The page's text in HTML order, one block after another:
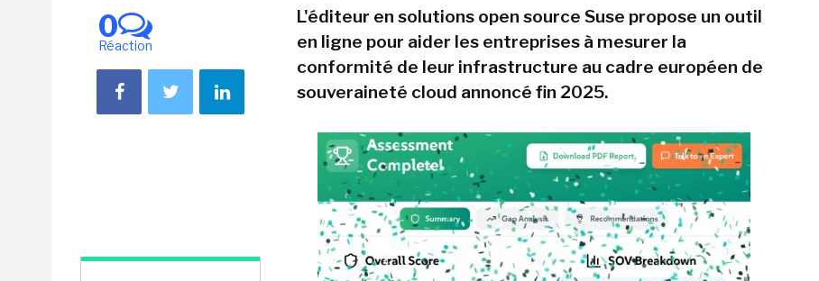
0
Réaction
L'éditeur en solutions open source Suse propose un outil
en ligne pour aider les entreprises à mesurer la
conformité de leur infrastructure au cadre européen de
souveraineté cloud annoncé fin 2025.